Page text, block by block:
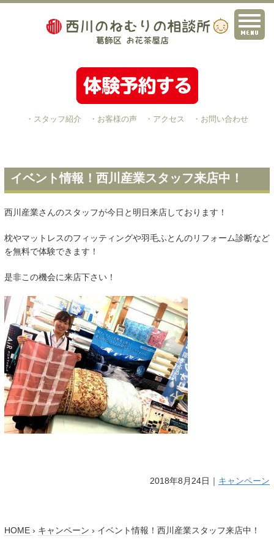
・スタッフ紹介 ・お客様の声 ・アクセス ・お問い合わせ
イベント情報！西川産業スタッフ来店中！
西川産業さんのスタッフが今日と明日来店しております！
枕やマットレスのフィッティングや羽毛ふとんのリフォーム診断など
を無料で体験できます！
是非この機会に来店下さい！
2018年8月24日｜ キャンペーン
HOME › キャンペーン › イベント情報！西川産業スタッフ来店中！